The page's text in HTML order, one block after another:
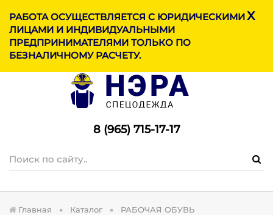
МЕНЮ
РАБОТА ОСУЩЕСТВЛЯЕТСЯ С ЮРИДИЧЕСКИМИ
ЛИЦАМИ И ИНДИВИДУАЛЬНЫМИ
ПРЕДПРИНИМАТЕЛЯМИ ТОЛЬКО ПО
БЕЗНАЛИЧНОМУ РАСЧЕТУ.
X
8 (965) 715-17-17
Главная Каталог
РАБОЧАЯ ОБУВЬ